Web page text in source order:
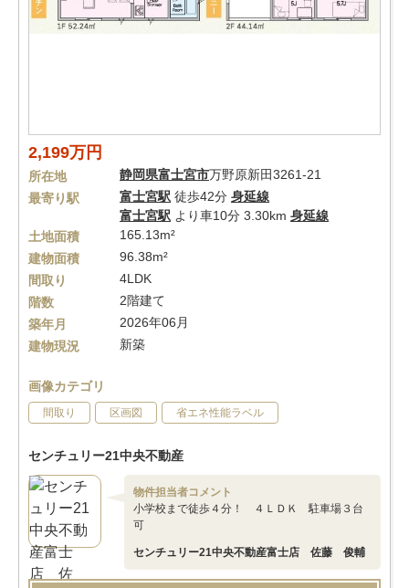
2,199万円
所在地 静岡県富士宮市万野原新田3261-21
最寄り駅
富士宮駅 徒歩42分 身延線
富士宮駅 より車10分 3.30km 身延線
土地面積
165.13m²
建物面積
96.38m²
間取り
4LDK
階数
2階建て
築年月
2026年06月
建物現況
新築
画像カテゴリ
間取り 区画図 省エネ性能ラベル
センチュリー21中央不動産
物件担当者コメント
小学校まで徒歩４分！ ４ＬＤＫ 駐車場３台
可
センチュリー21中央不動産富士店 佐藤 俊輔